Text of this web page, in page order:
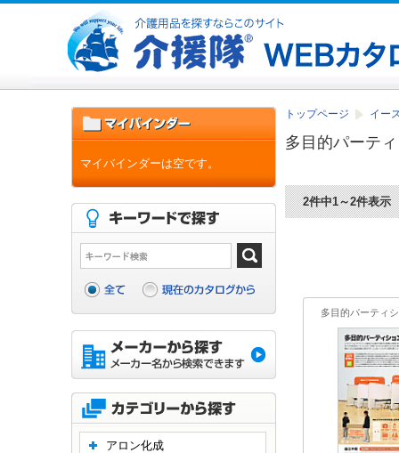
トップページ イー
多目的パーテ
2件中1～2件表示
多目的パーティ
マイバインダーは空です。
アロン化成